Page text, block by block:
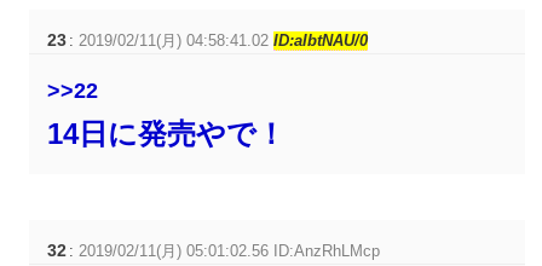
23 :2019/02/11(月) 04:58:41.02ID:aIbtNAU/0
>>22
14日に発売やで！
32 :2019/02/11(月) 05:01:02.56 ID:AnzRhLMcp